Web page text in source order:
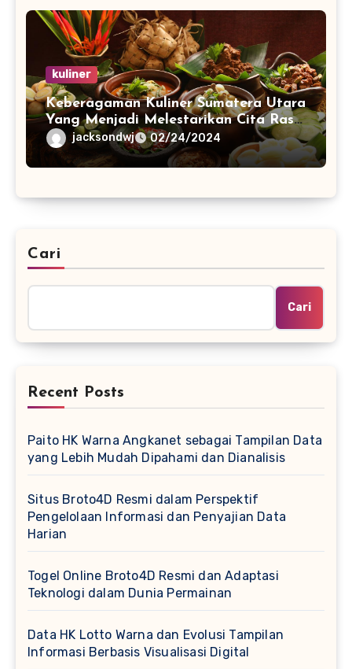
kuliner
Keberagaman Kuliner Sumatera Utara
Yang Menjadi Melestarikan Cita Rasa
Warisan Nenek Moyang
jacksondwj 02/24/2024
Cari
Cari
Recent Posts
Paito HK Warna Angkanet sebagai Tampilan Data
yang Lebih Mudah Dipahami dan Dianalisis
Situs Broto4D Resmi dalam Perspektif
Pengelolaan Informasi dan Penyajian Data
Harian
Togel Online Broto4D Resmi dan Adaptasi
Teknologi dalam Dunia Permainan
Data HK Lotto Warna dan Evolusi Tampilan
Informasi Berbasis Visualisasi Digital